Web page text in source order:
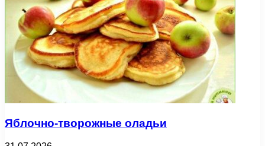
Яблочно-творожные оладьи